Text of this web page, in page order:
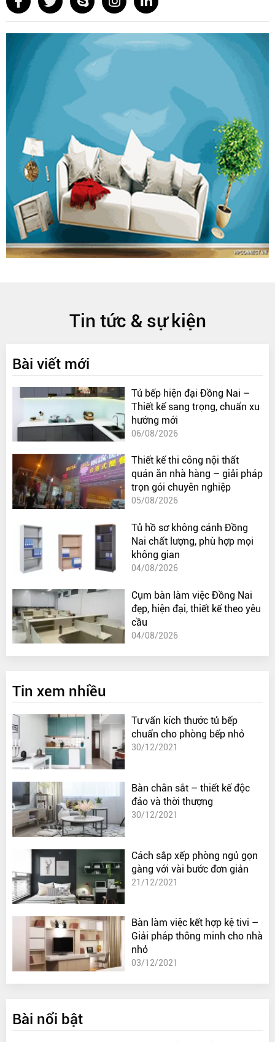
Tin tức & sự kiện
Bài viết mới
Tủ bếp hiện đại Đồng Nai –
Thiết kế sang trọng, chuẩn xu
hướng mới
06/08/2026
Thiết kế thi công nội thất
quán ăn nhà hàng – giải pháp
trọn gói chuyên nghiệp
05/08/2026
Tủ hồ sơ không cánh Đồng
Nai chất lượng, phù hợp mọi
không gian
04/08/2026
Cụm bàn làm việc Đồng Nai
đẹp, hiện đại, thiết kế theo yêu
cầu
04/08/2026
Tin xem nhiều
Tư vấn kích thước tủ bếp
chuẩn cho phòng bếp nhỏ
30/12/2021
Bàn chân sắt – thiết kế độc
đáo và thời thượng
30/12/2021
Cách sắp xếp phòng ngủ gọn
gàng với vài bước đơn giản
21/12/2021
Bàn làm việc kết hợp kệ tivi –
Giải pháp thông minh cho nhà
nhỏ
03/12/2021
Bài nổi bật